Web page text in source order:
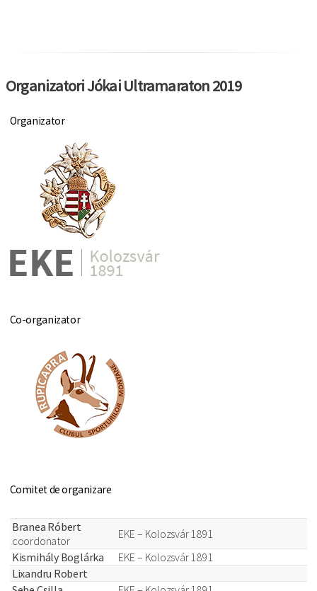
Organizatori Jókai Ultramaraton 2019
Organizator
Co-organizator
Comitet de organizare
Branea Róbert
coordonator
EKE – Kolozsvár 1891
Kismihály Boglárka
EKE – Kolozsvár 1891
Lixandru Robert